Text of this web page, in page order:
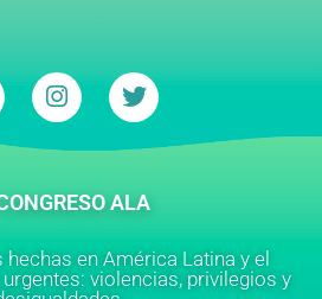
ALA
en América Latina y el
violencias, privilegios y